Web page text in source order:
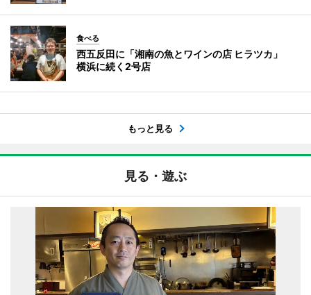
食べる
西五反田に「湘南の魚とワインの店 ヒラツカ」
横浜に続く2号店
もっと見る
見る・遊ぶ